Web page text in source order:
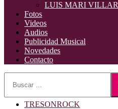
LUIS MARI VILLAR
Fotos
Videos
Audios
Publicidad Musical
Novedades
Contacto
TRESONROCK